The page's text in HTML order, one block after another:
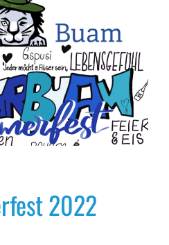
2022